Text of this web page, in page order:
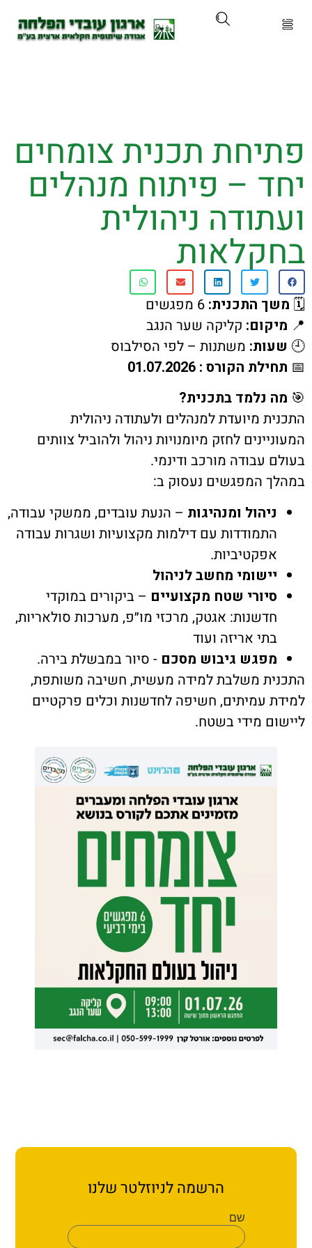
והכשרות
ועדכונים
קשר
ארגון עובדי הפלחה
תכנית צומחים
– פיתוח מנהלים
ניהולית
התכנית:6 מפגשים
:קליקה שער הנגב
משתנות – לפי הסילבוס
הקורס : 01.07.2026
נלמד בתכנית?
מיועדת למנהלים ולעתודה ניהולית
לחזק מיומנויות ניהול ולהוביל צוותים
עבודה מורכב ודינמי.
המפגשים נעסוק ב:
ומנהיגות– הנעת עובדים, ממשקי עבודה,
עם דילמות מקצועיות ושגרות עבודה
מחשב לניהול
שטח מקצועיים– ביקורים במוקדי
אגטק, מרכזי מו״פ, מערכות סולאריות,
אריזה ועוד
גיבוש מסכם - סיור במבשלת בירה.
משלבת למידה מעשית, חשיבה משותפת,
עמיתים, חשיפה לחדשנות וכלים פרקטיים
מידי בשטח.
הרשמה לניוזלטר שלנו